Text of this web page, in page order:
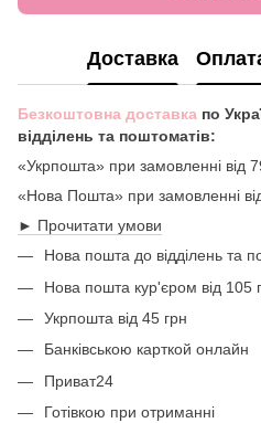
Доставка
Безкоштовна доставка по
відділень та поштоматів:
«Укрпошта» при замовленні від
«Нова Пошта» при замовленні
► Прочитати умови
Нова пошта до відділень та
Нова пошта кур'єром від 105
Укрпошта від 45 грн
Банківською карткой онлайн
Приват24
Готівкою при отриманні